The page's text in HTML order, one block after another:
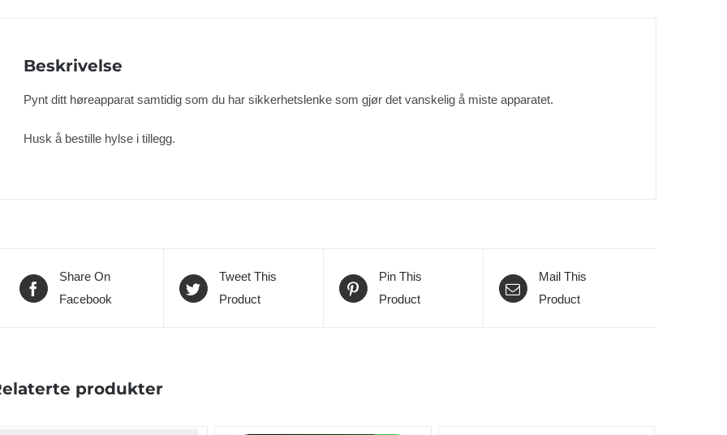
Beskrivelse
Pynt ditt høreapparat samtidig som du har sikkerhetslenke som gjør det vanskelig å miste apparatet.
Husk å bestille hylse i tillegg.
Share On
Facebook
Tweet This
Product
Pin This
Product
Mail This
Product
produkter